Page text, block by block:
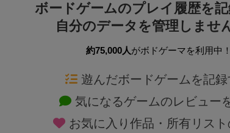
じっくり表示
商品名、商品説明文、デザイナー名、テーマ名、メカニクス名
ゲームデザイナ
ゲームデザイナー
対象年齢を指定します。
ボードゲームのプレイ履歴を記
自分のデータを管理しませ
約75,000人がボドゲーマを利用中！
遊んだボードゲームを記録
気になるゲームのレビュー
お気に入り作品・所有リス